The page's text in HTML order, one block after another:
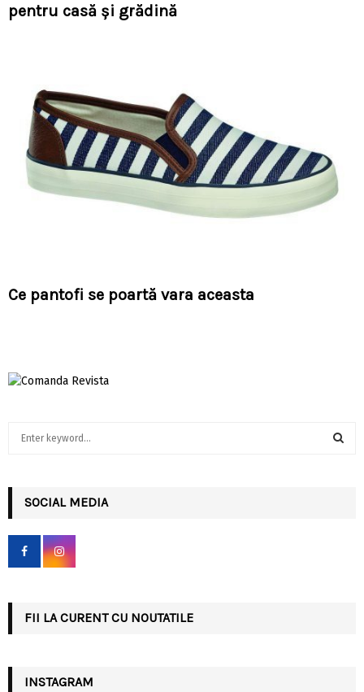
pentru casă și grădină
Ce pantofi se poartă vara aceasta
h
f
r
SOCIAL MEDIA
FII LA CURENT CU NOUTATILE
INSTAGRAM